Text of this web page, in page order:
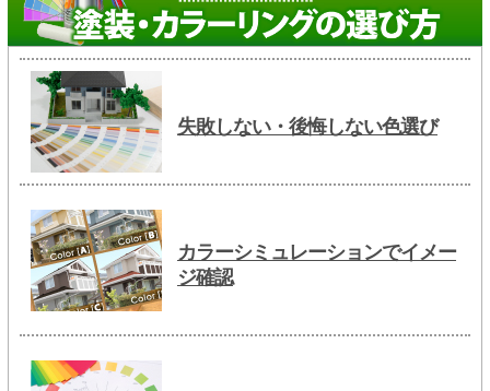
失敗しない・後悔しない色選び
カラーシミュレーションでイメー
ジ確認